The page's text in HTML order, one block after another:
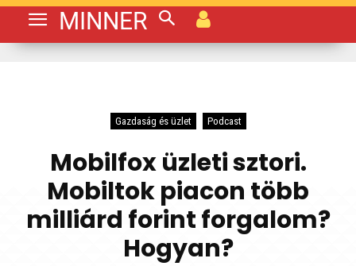
MINNER
Gazdaság és üzlet Podcast
Mobilfox üzleti sztori.
Mobiltok piacon több
milliárd forint forgalom?
Hogyan?